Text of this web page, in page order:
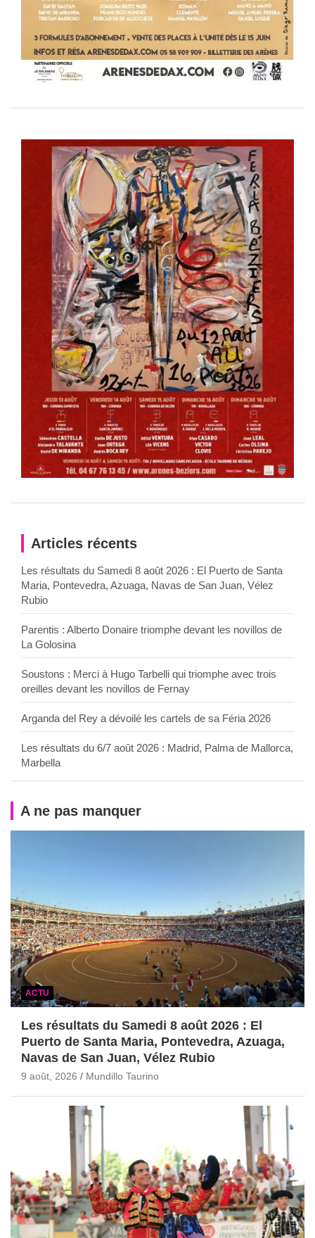
Articles récents
Les résultats du Samedi 8 août 2026 : El Puerto de Santa
Maria, Pontevedra, Azuaga, Navas de San Juan, Vélez
Rubio
Parentis : Alberto Donaire triomphe devant les novillos de
La Golosina
Soustons : Merci à Hugo Tarbelli qui triomphe avec trois
oreilles devant les novillos de Fernay
Arganda del Rey a dévoilé les cartels de sa Féria 2026
Les résultats du 6/7 août 2026 : Madrid, Palma de Mallorca,
Marbella
A ne pas manquer
ACTU
Les résultats du Samedi 8 août 2026 : El
Puerto de Santa Maria, Pontevedra, Azuaga,
Navas de San Juan, Vélez Rubio
9 août, 2026 Mundillo Taurino